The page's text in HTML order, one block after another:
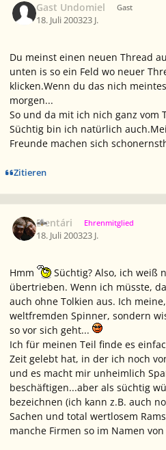
Gast Undomiel Gast
18. Juli 200323 J.
Du meinst einen neuen Thread
unten is so ein Feld wo neuer
klicken.Wenn du das nich
morgen...
So und da mit ich nich ganz vom
Süchtig bin ich natürlich
Freunde machen sich
Zitieren
Elentári Ehrenmitglied
18. Juli 200323 J.
Hmm
Süchtig? Also, ich weiß
übertrieben. Wenn ich müsste,
auch ohne Tolkien aus. Ich
weltfremden Spinner, sondern
so vor sich geht...
Ich für meinen Teil finde es
Zeit gelebt hat, in der ich noch
und es macht mir unheimlich
beschäftigen...aber als süchtig
bezeichnen (ich kann z.B. auch
Sachen und total wertlosem
manche Firmen so im Namen